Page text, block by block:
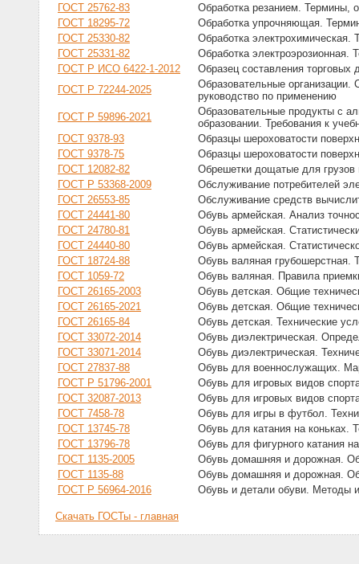
ГОСТ 25762-83
Обработка резанием. Термины,
ГОСТ 18295-72
Обработка упрочняющая.
ГОСТ 25330-82
Обработка электрохимическая.
ГОСТ 25331-82
Обработка электроэрозионная.
ГОСТ Р ИСО 6422-1-2012
Образец составления
ГОСТ Р 72244-2025
Образовательные организации.
руководство по применению
ГОСТ Р 59896-2021
Образовательные продукты с
образовании. Требования к
ГОСТ 9378-93
Образцы шероховатости
ГОСТ 9378-75
Образцы шероховатости
ГОСТ 12082-82
Обрешетки дощатые для грузов
ГОСТ Р 53368-2009
Обслуживание потребителей
ГОСТ 26553-85
Обслуживание средств
ГОСТ 24441-80
Обувь армейская. Анализ
ГОСТ 24780-81
Обувь армейская.
ГОСТ 24440-80
Обувь армейская.
ГОСТ 18724-88
Обувь валяная грубошерстная.
ГОСТ 1059-72
Обувь валяная. Правила
ГОСТ 26165-2003
Обувь детская. Общие
ГОСТ 26165-2021
Обувь детская. Общие
ГОСТ 26165-84
Обувь детская. Технические
ГОСТ 33072-2014
Обувь диэлектрическая.
ГОСТ 33071-2014
Обувь диэлектрическая.
ГОСТ 27837-88
Обувь для военнослужащих.
ГОСТ Р 51796-2001
Обувь для игровых видов
ГОСТ 32087-2013
Обувь для игровых видов
ГОСТ 7458-78
Обувь для игры в футбол.
ГОСТ 13745-78
Обувь для катания на коньках.
ГОСТ 13796-78
Обувь для фигурного катания
ГОСТ 1135-2005
Обувь домашняя и дорожная.
ГОСТ 1135-88
Обувь домашняя и дорожная.
ГОСТ Р 56964-2016
Обувь и детали обуви. Методы
Скачать ГОСТы - главная